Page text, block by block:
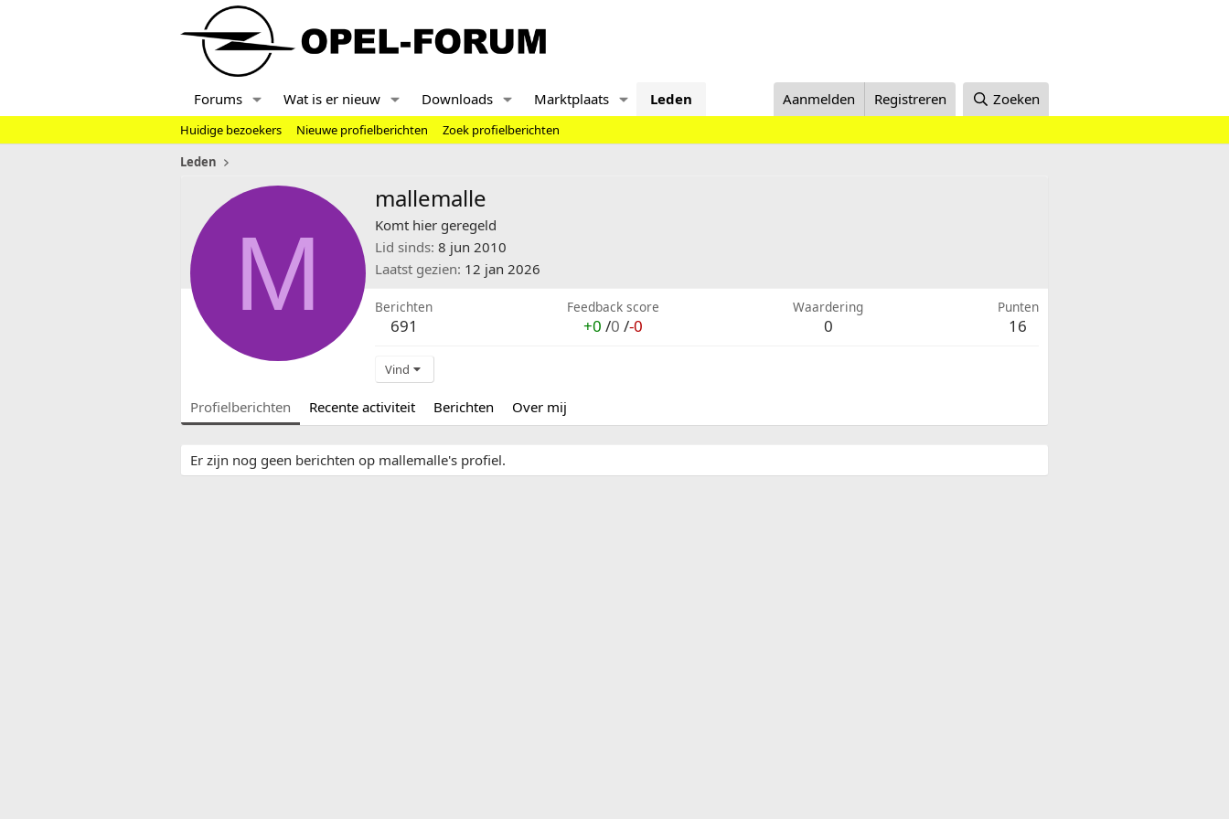
Forums Wat is er nieuw Downloads Marktplaats Leden Aanmelden Registreren Zoeken
Huidige bezoekers Nieuwe profielberichten
Zoek profielberichten
Leden
M
mallemalle
Komt hier geregeld
Lid sinds 8 jun 2010
Laatst gezien 12 jan 2026
Berichten
691
Feedback score
+0 /0 /-0
Waardering
0
Punten
16
Vind
Profielberichten Recente activiteit Berichten Over mij
Er zijn nog geen berichten op mallemalle's profiel.